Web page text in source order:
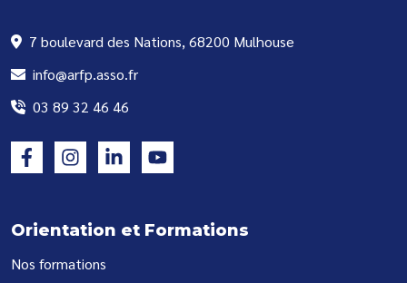
7 boulevard des Nations, 68200 Mulhouse
info@arfp.asso.fr
03 89 32 46 46
Orientation et Formations
Nos formations